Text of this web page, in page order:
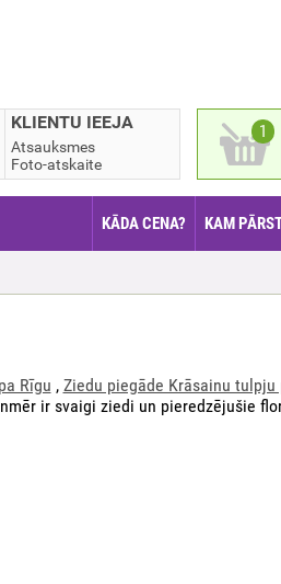
1
KLIENTU IEEJA
Atsauksmes
Foto-atskaite
KĀDA CENA? KAM
Rīgu , Ziedu piegāde Krāsainu tulpju
ir svaigi ziedi un pieredzējušie